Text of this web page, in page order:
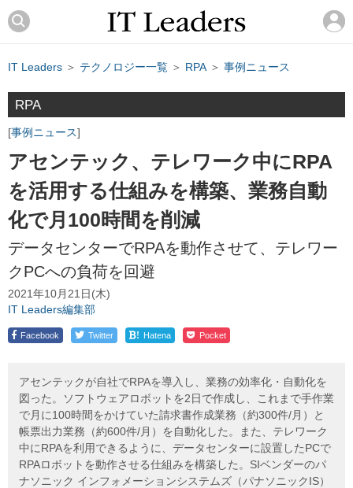
IT Leaders ＞ テクノロジー一覧 ＞ RPA ＞ 事例ニュース
RPA
事例ニュース
アセンテック、テレワーク中にRPA
を活用する仕組みを構築、業務自動
化で月100時間を削減
データセンターでRPAを動作させて、テレワー
クPCへの負荷を回避
2021年10月21日(木)
IT Leaders編集部
Facebook Twitter ! Hatena Pocket
アセンテックが自社でRPAを導入し、業務の効率化・自動化を
図った。ソフトウェアロボットを2日で作成し、これまで手作業
で月に100時間をかけていた請求書作成業務（約300件/月）と
帳票出力業務（約600件/月）を自動化した。また、テレワーク
中にRPAを利用できるように、データセンターに設置したPCで
RPAロボットを動作させる仕組みを構築した。SIベンダーのパ
ナソニック インフォメーションシステムズ（パナソニックIS）